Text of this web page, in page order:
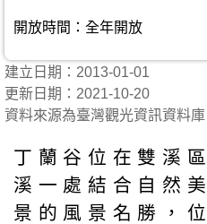
開放時間：全年開放
建立日期：2013-01-01
更新日期：2021-10-20
資料來源為臺灣觀光資訊資料庫
丁蘭谷位在雙溪
溪一處結合自然
景的風景名勝，